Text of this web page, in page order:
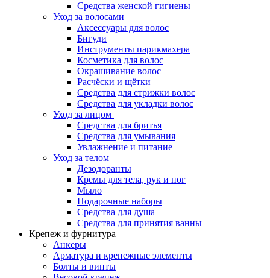
Средства женской гигиены
Уход за волосами
Аксессуары для волос
Бигуди
Инструменты парикмахера
Косметика для волос
Окрашивание волос
Расчёски и щётки
Средства для стрижки волос
Средства для укладки волос
Уход за лицом
Средства для бритья
Средства для умывания
Увлажнение и питание
Уход за телом
Дезодоранты
Кремы для тела, рук и ног
Мыло
Подарочные наборы
Средства для душа
Средства для принятия ванны
Крепеж и фурнитура
Анкеры
Арматура и крепежные элементы
Болты и винты